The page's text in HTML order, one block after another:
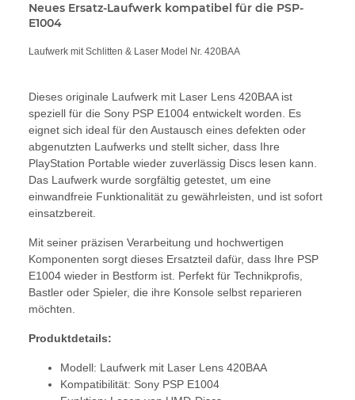
Neues Ersatz-Laufwerk kompatibel für die PSP-
E1004
Laufwerk mit Schlitten & Laser Model Nr. 420BAA
Dieses originale Laufwerk mit Laser Lens 420BAA ist
speziell für die Sony PSP E1004 entwickelt worden. Es
eignet sich ideal für den Austausch eines defekten oder
abgenutzten Laufwerks und stellt sicher, dass Ihre
PlayStation Portable wieder zuverlässig Discs lesen kann.
Das Laufwerk wurde sorgfältig getestet, um eine
einwandfreie Funktionalität zu gewährleisten, und ist sofort
einsatzbereit.
Mit seiner präzisen Verarbeitung und hochwertigen
Komponenten sorgt dieses Ersatzteil dafür, dass Ihre PSP
E1004 wieder in Bestform ist. Perfekt für Technikprofis,
Bastler oder Spieler, die ihre Konsole selbst reparieren
möchten.
Produktdetails:
Modell: Laufwerk mit Laser Lens 420BAA
Kompatibilität: Sony PSP E1004